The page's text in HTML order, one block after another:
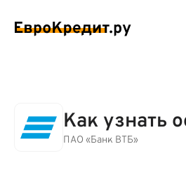
займы
Как узнать
ПАО «Банк ВТБ»